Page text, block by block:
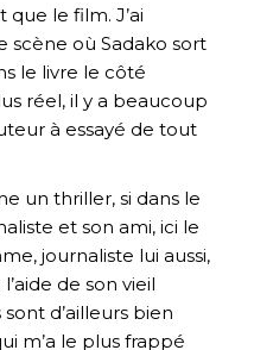
le film. J’ai
scène où Sadako sort
le livre le côté
réel, il y a beaucoup
à essayé de tout
un thriller, si dans le
et son ami, ici le
journaliste lui aussi,
de son vieil
d’ailleurs bien
m’a le plus frappé